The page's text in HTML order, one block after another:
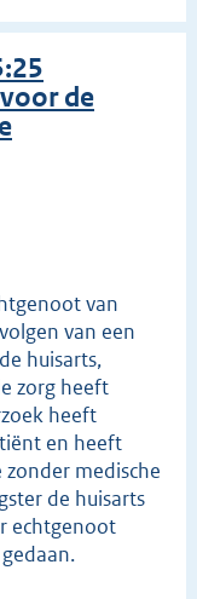
de
van
van een
huisarts,
zorg heeft
heeft
en heeft
medische
de huisarts
echtgenoot